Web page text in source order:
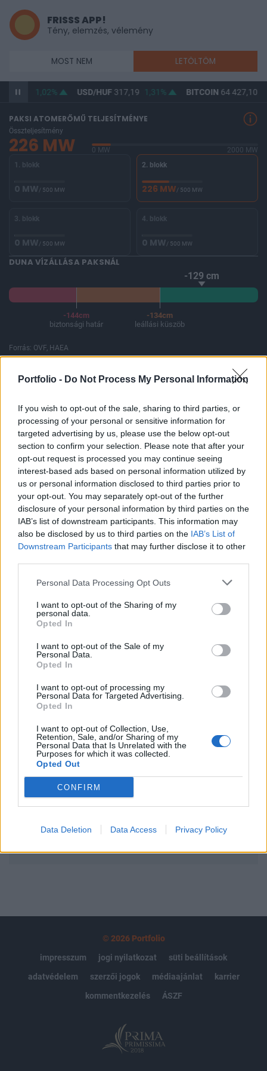
Portfolio - Do Not Process My Personal Information
If you wish to opt-out of the sale, sharing to third parties, or
processing of your personal or sensitive information for
targeted advertising by us, please use the below opt-out
section to confirm your selection. Please note that after your
opt-out request is processed you may continue seeing
interest-based ads based on personal information utilized by
us or personal information disclosed to third parties prior to
your opt-out. You may separately opt-out of the further
disclosure of your personal information by third parties on the
IAB’s list of downstream participants. This information may
also be disclosed by us to third parties on the IAB’s List of
Downstream Participants that may further disclose it to other
Personal Data Processing Opt Outs
I want to opt-out of the Sharing of my
personal data.
Opted In
I want to opt-out of the Sale of my
Personal Data.
Opted In
I want to opt-out of processing my
Personal Data for Targeted Advertising.
Opted In
I want to opt-out of Collection, Use,
Retention, Sale, and/or Sharing of my
Personal Data that Is Unrelated with the
Purposes for which it was collected.
Opted Out
CONFIRM
Data Deletion Data Access Privacy Policy
FRISSS APP!
Tény, elemzés, vélemény
MOST NEM LETÖLTÖM
365,43 1,02% USD/HUF317,19 1,31% BITCOIN 64 427,10
PAKSI ATOMERŐMŰ TELJESÍTMÉNYE
Összteljesítmény
226 MW 0 MW
2000 MW
1. blokk
0 MW/ 500 MW
2. blokk
226 MW/ 500 MW
3. blokk
0 MW/ 500 MW
4. blokk
0 MW/ 500 MW
DUNA VÍZÁLLÁSA PAKSNÁL
-129 cm
-144cm
biztonsági határ
-134cm
leállási küszöb
Forrás: OVF, HAEA
A Paksi Atomerőmű összteljesítménye 226 MW. A Duna
ELŐFIZETŐI TARTALOM
Átfogó piaci körkép (Buda-Cash)
Portfolio
2007. február 09. 09:01
USA: KIS CSÖKKENÉS, VEGYES IPARÁGI
TELJESÍTMÉNYEK - mérsékelt gyengüléssel zártak az
lejtőre, hogy a londoni székhelyű HSBC a tengerentúli rossz
hitelállomány emelkedéséről számolt be - eközben az
ingatlanpiacon gyengülő kereslet mutatkozik, legalábbis...
KEDVES OLVASÓNK!
tartozik, melynek olvasása előfizetéses
regisztrációhoz kötött.
Az előfizetés a következőket tartalmazza:
Portfolio.hu teljes cikkarchívum
Kötéslisták: BÉT elmúlt 2 év napon belüli
kötéslistái
© 2026 Portfolio
impresszum
jogi nyilatkozat
süti beállítások
adatvédelem
szerzői jogok médiaajánlat
karrier
kommentkezelés
ÁSZF